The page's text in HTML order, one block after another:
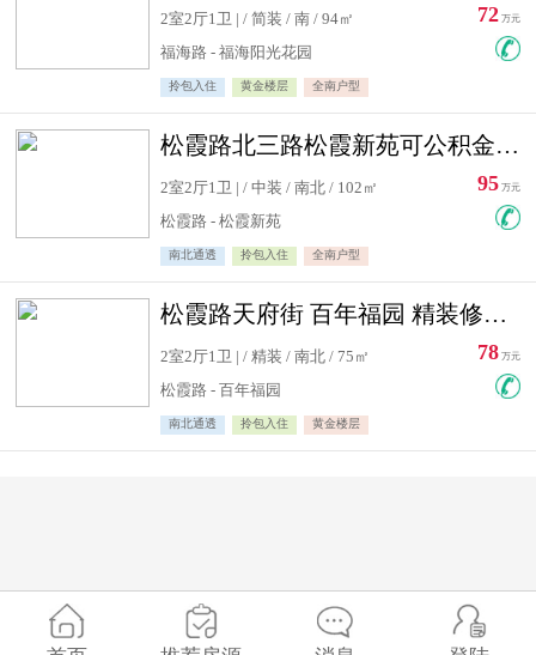
2室2厅1卫 | / 简装 / 南 / 94㎡
福海路 - 福海阳光花园
拎包入住 黄金楼层 全南户型
72 万元
松霞路北三路松霞新苑可公积金贷款北小区南北通透住宅急售
2室2厅1卫 | / 中装 / 南北 / 102㎡
松霞路 - 松霞新苑
南北通透 拎包入住 全南户型
95 万元
松霞路天府街 百年福园 精装修住宅急售
2室2厅1卫 | / 精装 / 南北 / 75㎡
松霞路 - 百年福园
南北通透 拎包入住 黄金楼层
78 万元